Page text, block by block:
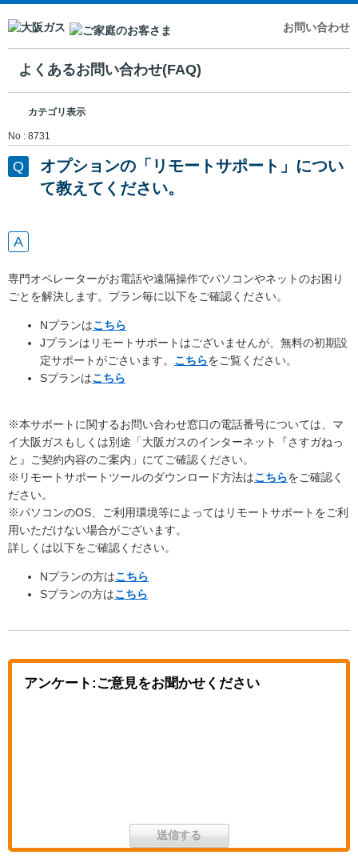
お問い合わせ
よくあるお問い合わせ(FAQ)
カテゴリ表示
No : 8731
オプションの「リモートサポート」につい
て教えてください。
専門オペレーターがお電話や遠隔操作でパソコンやネットのお困り
ごとを解決します。プラン毎に以下をご確認ください。
Nプランはこちら
Jプランはリモートサポートはございませんが、無料の初期設
定サポートがごさいます。 こちらをご覧ください。
Sプランはこちら
※本サポートに関するお問い合わせ窓口の電話番号については、マ
イ大阪ガスもしくは別途「大阪ガスのインターネット『さすガねっ
と』ご契約内容のご案内」にてご確認ください。
※リモートサポートツールのダウンロード方法はこちらをご確認く
ださい。
※パソコンのOS、ご利用環境等によってはリモートサポートをご利
用いただけない場合がございます。
詳しくは以下をご確認ください。
Nプランの方はこちら
Sプランの方はこちら
アンケート:ご意見をお聞かせください